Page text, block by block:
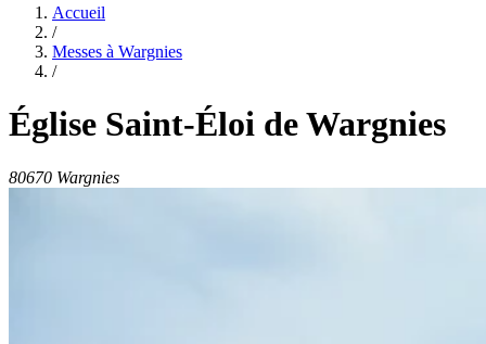
Accueil
/
Messes à Wargnies
/
Église Saint-Éloi de Wargnies
80670 Wargnies